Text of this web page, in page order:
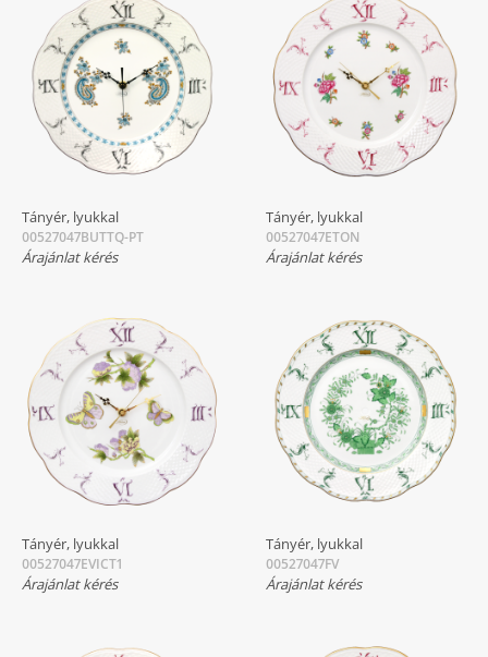
Tányér, lyukkal
00527047BUTTQ-PT
Árajánlat kérés
Tányér, lyukkal
00527047ETON
Árajánlat kérés
Tányér, lyukkal
00527047EVICT1
Árajánlat kérés
Tányér, lyukkal
00527047FV
Árajánlat kérés